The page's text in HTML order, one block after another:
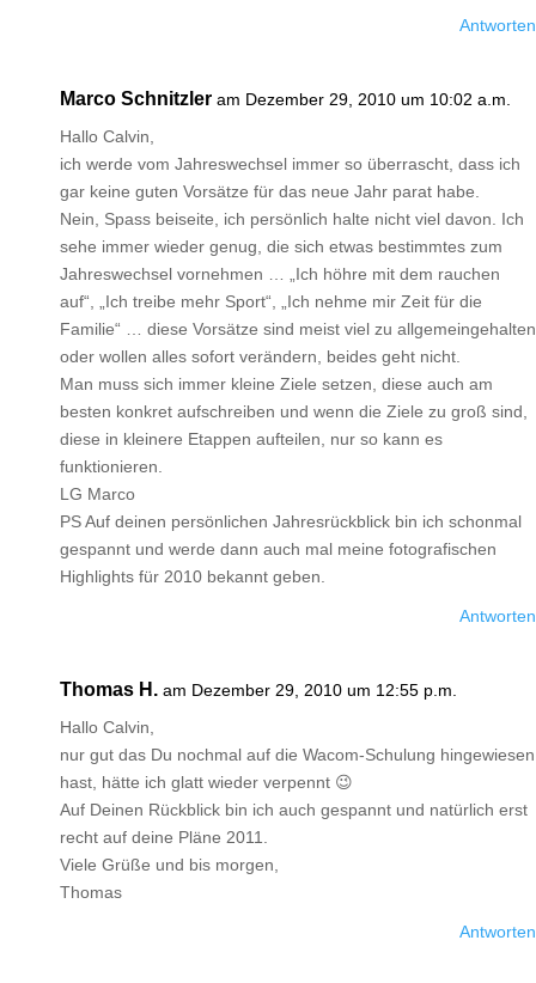
Antworten
Marco Schnitzler am Dezember 29, 2010 um 10:02 a.m.
Hallo Calvin,
ich werde vom Jahreswechsel immer so überrascht, dass ich
gar keine guten Vorsätze für das neue Jahr parat habe.
Nein, Spass beiseite, ich persönlich halte nicht viel davon. Ich
sehe immer wieder genug, die sich etwas bestimmtes zum
Jahreswechsel vornehmen … „Ich höhre mit dem rauchen
auf“, „Ich treibe mehr Sport“, „Ich nehme mir Zeit für die
Familie“ … diese Vorsätze sind meist viel zu allgemeingehalten
oder wollen alles sofort verändern, beides geht nicht.
Man muss sich immer kleine Ziele setzen, diese auch am
besten konkret aufschreiben und wenn die Ziele zu groß sind,
diese in kleinere Etappen aufteilen, nur so kann es
funktionieren.
LG Marco
PS Auf deinen persönlichen Jahresrückblick bin ich schonmal
gespannt und werde dann auch mal meine fotografischen
Highlights für 2010 bekannt geben.
Antworten
Thomas H. am Dezember 29, 2010 um 12:55 p.m.
Hallo Calvin,
nur gut das Du nochmal auf die Wacom-Schulung hingewiesen
hast, hätte ich glatt wieder verpennt 😉
Auf Deinen Rückblick bin ich auch gespannt und natürlich erst
recht auf deine Pläne 2011.
Viele Grüße und bis morgen,
Thomas
Antworten